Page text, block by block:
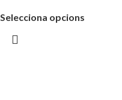
Selecciona opcions